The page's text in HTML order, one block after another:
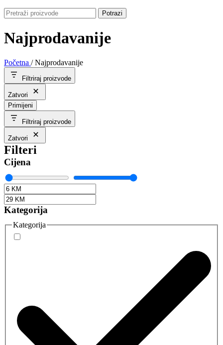
Potrazi
Najprodavanije
Početna / Najprodavanije
Filtriraj proizvode
Zatvori
Primijeni
Filtriraj proizvode
Zatvori
Filteri
Cijena
Kategorija
Kategorija